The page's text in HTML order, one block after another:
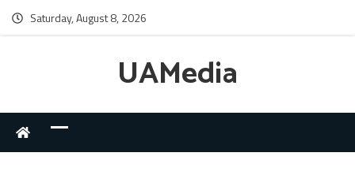
Saturday, August 8, 2026
UAMedia